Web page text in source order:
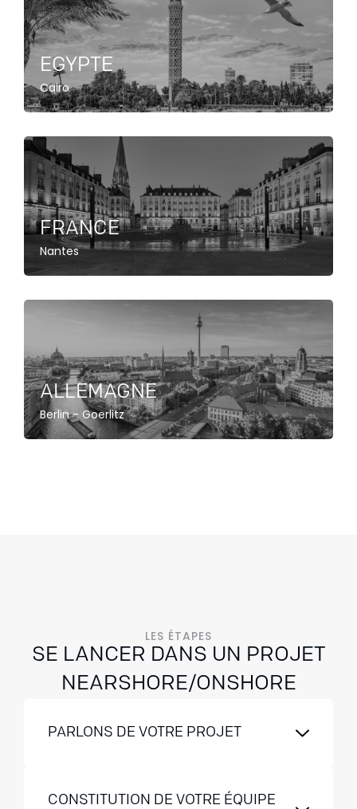
EGYPTE
Cairo
FRANCE
Nantes
ALLEMAGNE
Berlin - Goerlitz
LES ÉTAPES
SE LANCER DANS UN PROJET
NEARSHORE/ONSHORE
PARLONS DE VOTRE PROJET
CONSTITUTION DE VOTRE ÉQUIPE